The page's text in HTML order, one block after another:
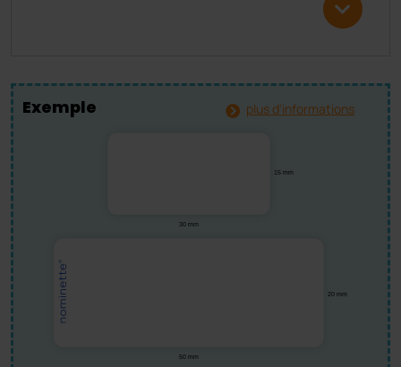
Exemple plus d'informations